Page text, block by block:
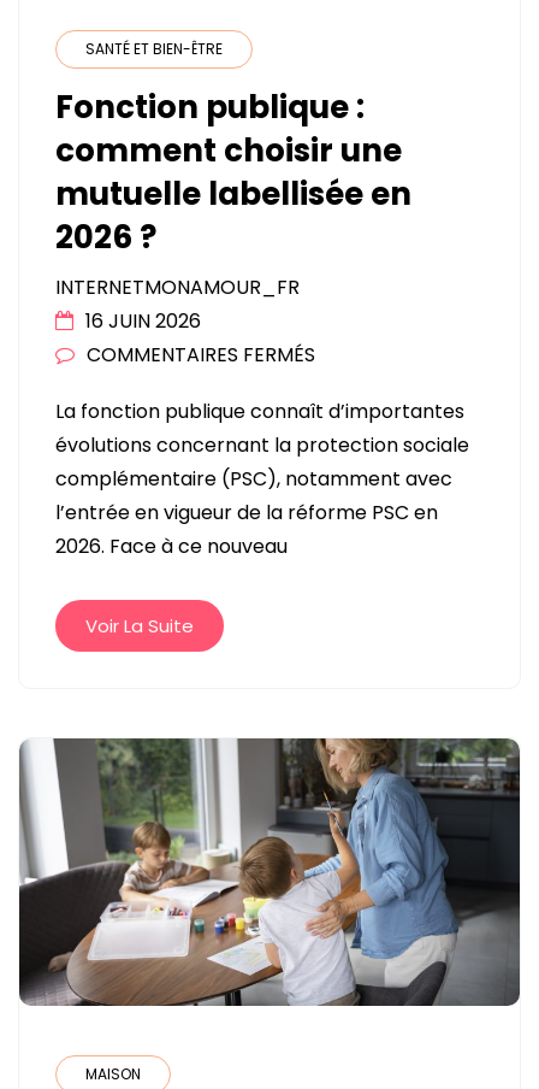
SANTÉ ET BIEN-ÊTRE
Fonction publique :
comment choisir une
mutuelle labellisée en
2026 ?
INTERNETMONAMOUR_FR
16 JUIN 2026
COMMENTAIRES FERMÉS
PUBLIQUE
COMMENT
CHOISIR
La fonction publique connaît d’importantes
évolutions concernant la protection sociale
complémentaire (PSC), notamment avec
l’entrée en vigueur de la réforme PSC en
2026. Face à ce nouveau
Voir La Suite
MAISON